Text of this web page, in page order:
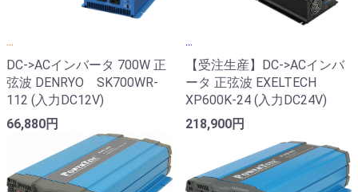
...
DC->ACインバータ 700W 正
弦波 DENRYO SK700WR-
112 (入力DC12V)
66,880円
...
【受注生産】DC->ACインバ
ータ 正弦波 EXELTECH
XP600K-24 (入力DC24V)
218,900円